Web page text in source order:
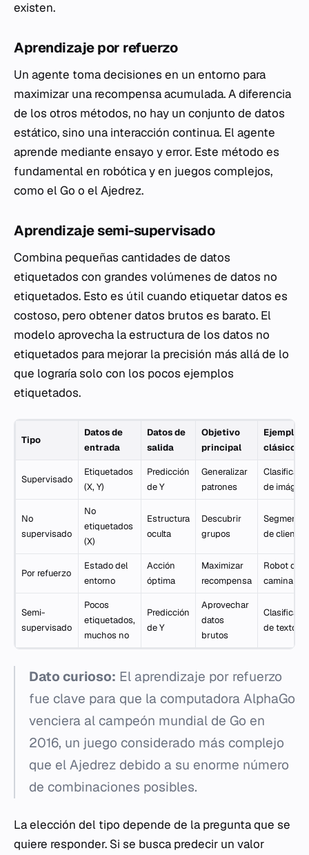
existen.
Aprendizaje por refuerzo
Un agente toma decisiones en un entorno para
maximizar una recompensa acumulada. A diferencia
de los otros métodos, no hay un conjunto de datos
estático, sino una interacción continua. El agente
aprende mediante ensayo y error. Este método es
fundamental en robótica y en juegos complejos,
como el Go o el Ajedrez.
Aprendizaje semi-supervisado
Combina pequeñas cantidades de datos
etiquetados con grandes volúmenes de datos no
etiquetados. Esto es útil cuando etiquetar datos es
costoso, pero obtener datos brutos es barato. El
modelo aprovecha la estructura de los datos no
etiquetados para mejorar la precisión más allá de lo
que lograría solo con los pocos ejemplos
etiquetados.
Tipo
Datos de
entrada
Datos de
salida
Objetivo
principal
Ejemplo
clásico
Supervisado
Etiquetados
(X, Y)
Predicción
de Y
Generalizar
patrones
de
No
supervisado
No
etiquetados
(X)
Estructura
oculta
Descubrir
grupos
de clientes
Por refuerzo
Estado del
entorno
Acción
óptima
Maximizar
recompensa
Robot que
camina
Semi-
supervisado
Pocos
etiquetados,
muchos no
Predicción
de Y
Aprovechar
datos
brutos
de textos
Dato curioso: El aprendizaje por refuerzo
fue clave para que la computadora AlphaGo
venciera al campeón mundial de Go en
2016, un juego considerado más complejo
que el Ajedrez debido a su enorme número
de combinaciones posibles.
La elección del tipo depende de la pregunta que se
quiere responder. Si se busca predecir un valor